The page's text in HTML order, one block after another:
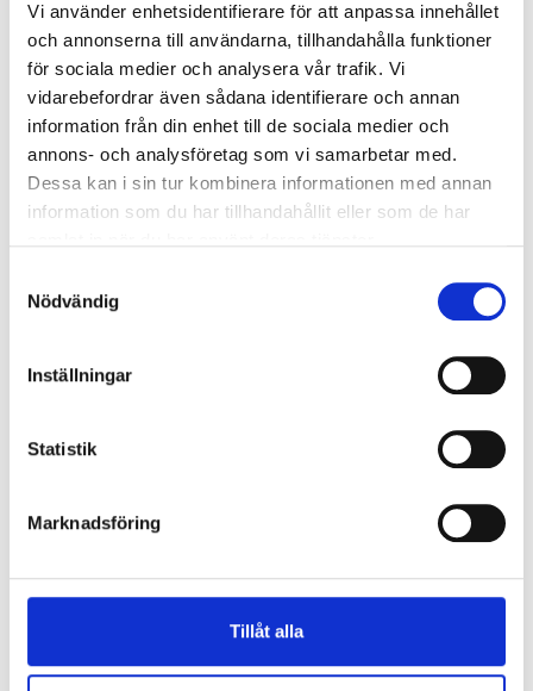
Vi använder enhetsidentifierare för att anpassa innehållet
och annonserna till användarna, tillhandahålla funktioner
för sociala medier och analysera vår trafik. Vi
vidarebefordrar även sådana identifierare och annan
information från din enhet till de sociala medier och
annons- och analysföretag som vi samarbetar med.
Dessa kan i sin tur kombinera informationen med annan
information som du har tillhandahållit eller som de har
Nödvändig
Inställningar
Statistik
Marknadsföring
Tillåt alla
studiemöjligheter för alla arbetssökande i Sverige
oavsett var man bor. Genom att vi nu har fått
Storskogen som en långsiktig och finansiellt stark
ägare så kommer vi tillsammans med våra duktiga
medarbetare kunna utveckla verksamheten vidare
och hjälpa ännu fler i sysselsättning”, säger Peter
Wolff vd på EnRival.
SENASTE NYHETERNA
GCG Technology Sector Report - May 2022
Geneva Capital Group (GCG) tagit fram och publicerat en…
2022-04-08
AB
100% av aktierna i PMH International AB med en årsom…
Hultafors Group AB förvärvar ledande
tillverkare av teleskopstegar